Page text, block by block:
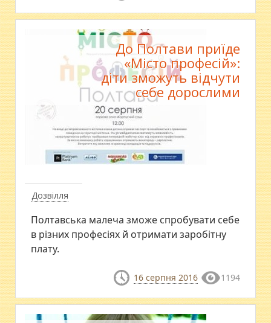
Дозвілля
До Полтави приїде
«Місто професій»:
діти зможуть відчути
себе дорослими
Полтавська малеча зможе спробувати себе
в різних професіях й отримати заробітну
плату.
16 серпня 2016 1194